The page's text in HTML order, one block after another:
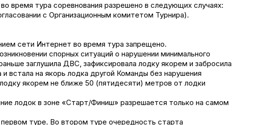
время тура соревнования разрешено в следующих случаях:
с Организационным комитетом Турнира).
сети Интернет во время тура запрещено.
спорных ситуаций о нарушении минимального
заглушила ДВС, зафиксировала лодку якорем и забросила
встала на якорь лодка другой Команды без нарушения
якорем не ближе 50 (пятидесяти) метров от лодки
лодок в зоне «Старт/Финиш» разрешается только на самом
туре. Во втором туре очередность старта